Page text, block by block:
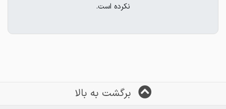
نکرده است.
برگشت به بالا